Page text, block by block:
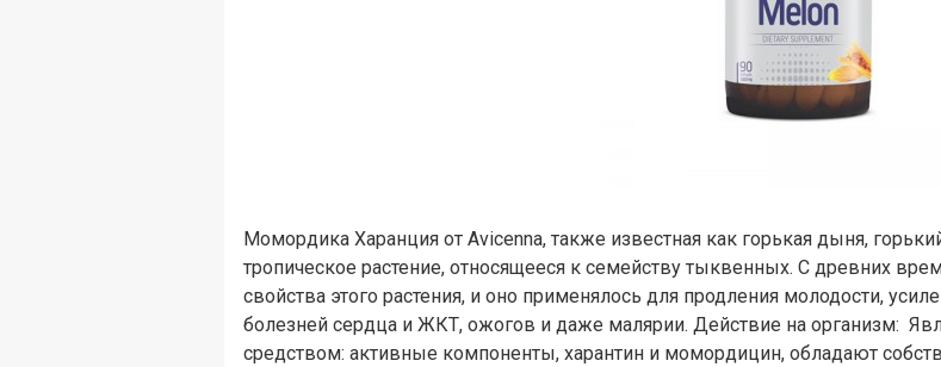
Момордика Харанция от Avicenna, также известная как горькая дыня,
тропическое растение, относящееся к семейству тыквенных. С древних
свойства этого растения, и оно применялось для продления молодости,
болезней сердца и ЖКТ, ожогов и даже малярии. Действие на организм:
средством: активные компоненты, харантин и момордицин, обладают